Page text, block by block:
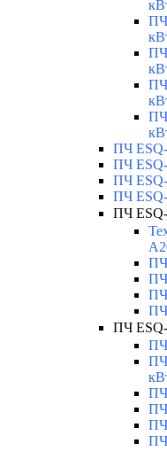
ПЧ
ПЧ
ПЧ
ПЧ
ПЧ
ПЧ
ПЧ
ПЧ
ПЧ
ПЧ
ПЧ
ПЧ
ПЧ
ПЧ
ПЧ
ПЧ
ПЧ
ПЧ
ПЧ
ПЧ